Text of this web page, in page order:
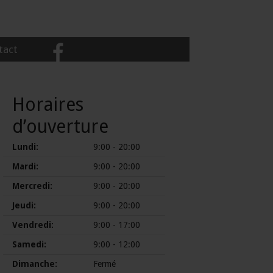
Horaires
d’ouverture
Lundi:
9:00 - 20:00
Mardi:
9:00 - 20:00
Mercredi:
9:00 - 20:00
Jeudi:
9:00 - 20:00
Vendredi:
9:00 - 17:00
Samedi:
9:00 - 12:00
Dimanche:
Fermé